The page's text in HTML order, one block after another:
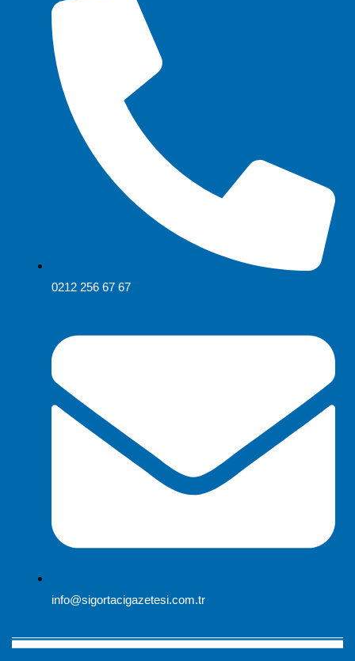
0212 256 67 67
info@sigortacigazetesi.com.tr